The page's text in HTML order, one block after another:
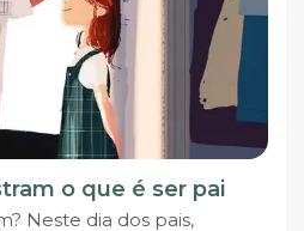
o que é ser pai
Neste dia dos pais,